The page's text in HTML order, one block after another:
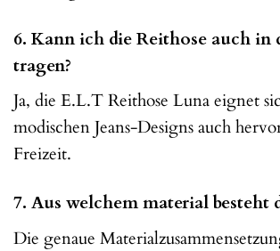
6. Kann ich die Reithose auch in
tragen?
Ja, die E.L.T Reithose Luna eignet
modischen Jeans-Designs auch
Freizeit.
7. Aus welchem material besteht
Die genaue